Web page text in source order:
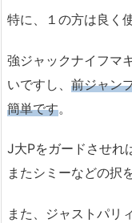
特に、１の方は良く
強ジャックナイフマ
いですし、 前ジャン
簡単です。
J大Pをガードさせれ
またシミーなどの択
また、ジャストパリ